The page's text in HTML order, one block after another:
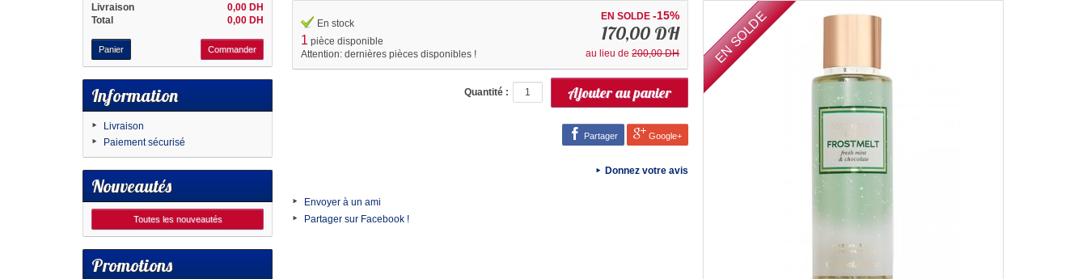
0,00 DH
Livraison
0,00 DH
Total
Panier Commander
Information
Livraison
Paiement sécurisé
Nouveautés
Toutes les nouveautés
Promotions
EN SOLDE
EN SOLDE-15%
170,00 DH
au lieu de200,00 DH
En stock
1 pièce disponible
Attention: dernières pièces disponibles !
Quantité :
Partager Google+
Donnez votre avis
Envoyer à un ami
Partager sur Facebook !